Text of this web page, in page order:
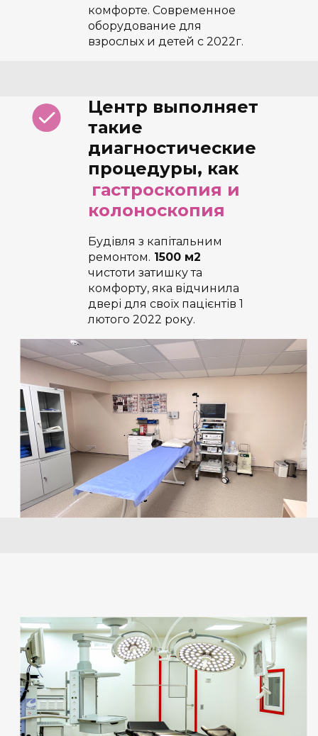
комфорте. Современное
оборудование для
взрослых и детей с 2022г.
Центр выполняет
такие
диагностические
процедуры, как
гастроскопия и
колоноскопия
Будівля з капітальним
ремонтом. 1500 м2
чистоти затишку та
комфорту, яка відчинила
двері для своїх пацієнтів 1
лютого 2022 року.